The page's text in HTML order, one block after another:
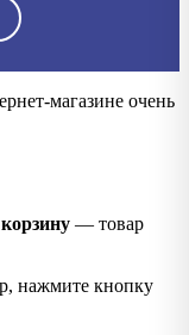
магазине очень
— товар
нажмите кнопку